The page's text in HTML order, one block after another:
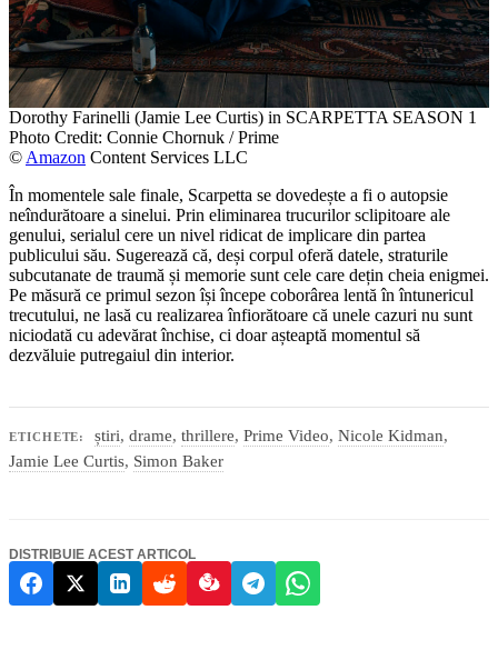
Dorothy Farinelli (Jamie Lee Curtis) in SCARPETTA SEASON 1
Photo Credit: Connie Chornuk / Prime
© Amazon Content Services LLC
În momentele sale finale, Scarpetta se dovedește a fi o autopsie
neîndurătoare a sinelui. Prin eliminarea trucurilor sclipitoare ale
genului, serialul cere un nivel ridicat de implicare din partea
publicului său. Sugerează că, deși corpul oferă datele, straturile
subcutanate de traumă și memorie sunt cele care dețin cheia enigmei.
Pe măsură ce primul sezon își începe coborârea lentă în întunericul
trecutului, ne lasă cu realizarea înfiorătoare că unele cazuri nu sunt
niciodată cu adevărat închise, ci doar așteaptă momentul să
dezvăluie putregaiul din interior.
ETICHETE: știri, drame, thrillere, Prime Video, Nicole Kidman,
Jamie Lee Curtis, Simon Baker
DISTRIBUIE ACEST ARTICOL